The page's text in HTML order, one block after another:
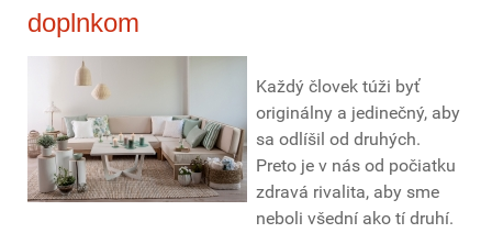
doplnkom
Každý človek túži byť
originálny a jedinečný, aby
sa odlíšil od druhých.
Preto je v nás od počiatku
zdravá rivalita, aby sme
neboli všední ako tí druhí.